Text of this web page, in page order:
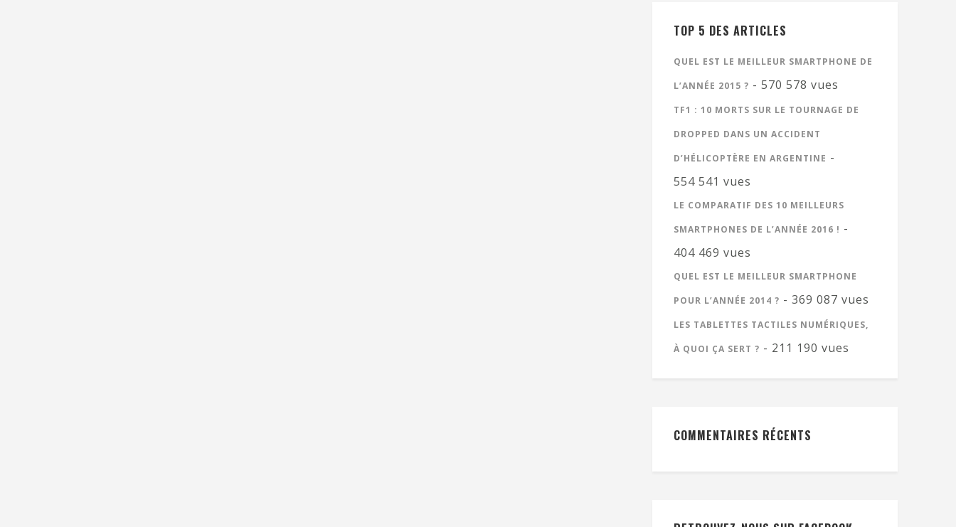
TOP 5 DES ARTICLES
QUEL EST LE MEILLEUR SMARTPHONE DE
L’ANNÉE 2015 ? - 570 578 vues
TF1 : 10 MORTS SUR LE TOURNAGE DE
DROPPED DANS UN ACCIDENT
D’HÉLICOPTÈRE EN ARGENTINE -
554 541 vues
LE COMPARATIF DES 10 MEILLEURS
SMARTPHONES DE L’ANNÉE 2016 ! -
404 469 vues
QUEL EST LE MEILLEUR SMARTPHONE
POUR L’ANNÉE 2014 ? - 369 087 vues
LES TABLETTES TACTILES NUMÉRIQUES,
À QUOI ÇA SERT ? - 211 190 vues
COMMENTAIRES RÉCENTS